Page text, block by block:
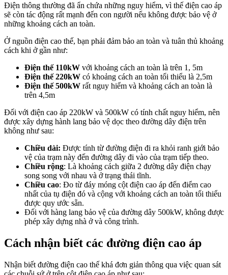
Điện thông thường đã ẩn chứa những nguy hiểm, vì thế điện cao áp
sẽ còn tác động rất mạnh đến con người nếu không được bảo vệ ở
những khoảng cách an toàn.
Ở nguồn điện cao thế, bạn phải đảm bảo an toàn và tuân thủ khoảng
cách khi ở gần như:
Điện thế 110kW với khoảng cách an toàn là trên 1, 5m
Điện thế 220kW có khoảng cách an toàn tối thiểu là 2,5m
Điện thế 500kW rất nguy hiểm và khoảng cách an toàn là
trên 4,5m
Đối với điện cao áp 220kW và 500kW có tính chất nguy hiểm, nên
được xây dựng hành lang bảo vệ dọc theo đường dây điện trên
không như sau:
Chiều dài: Được tính từ đường điện đi ra khỏi ranh giới bảo
vệ của trạm này đến đường dây đi vào của trạm tiếp theo.
Chiều rộng: Là khoảng cách giữa 2 đường dây điện chạy
song song với nhau và ở trạng thái tĩnh.
Chiều cao: Đo từ đáy móng cột điện cao áp đến điểm cao
nhất của tụ điện đó và cộng với khoảng cách an toàn tối thiểu
được quy ước sẵn.
Đối với hàng lang bảo vệ của đường dây 500kW, không được
phép xây dựng nhà ở và công trình.
Cách nhận biết các đường điện cao áp
Nhận biết đường điện cao thế khá đơn giản thông qua việc quan sát